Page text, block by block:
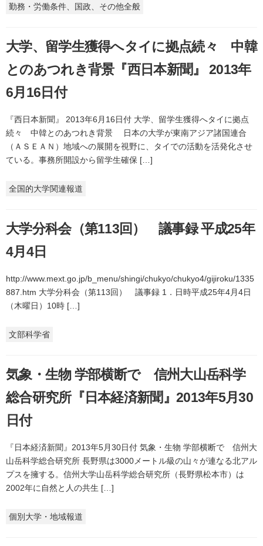
勤務・労働条件、国政、その他全般
大学、留学生獲得へタイに拠点続々 中韓
とのあつれき背景『西日本新聞』 2013年
6月16日付
『西日本新聞』 2013年6月16日付 大学、留学生獲得へタイに拠点
続々 中韓とのあつれき背景 日本の大学が東南アジア諸国連合
（ＡＳＥＡＮ）地域への展開を視野に、タイでの活動を活発化させ
ている。事務所開設から留学生確保 […]
全国的大学関連報道
大学分科会（第113回） 議事録 平成25年
4月4日
http://www.mext.go.jp/b_menu/shingi/chukyo/chukyo4/gijiroku/1335
887.htm 大学分科会（第113回） 議事録 1．日時平成25年4月4日
（木曜日）10時 […]
文部科学省
気象・生物 学部横断で 信州大山岳科学
総合研究所『日本経済新聞』2013年5月30
日付
『日本経済新聞』2013年5月30日付 気象・生物 学部横断で 信州大
山岳科学総合研究所 長野県は3000メートル級の山々が連なる北アル
プスを擁する。信州大学山岳科学総合研究所（長野県松本市）は
2002年に自然と人の共生 […]
個別大学・地域報道